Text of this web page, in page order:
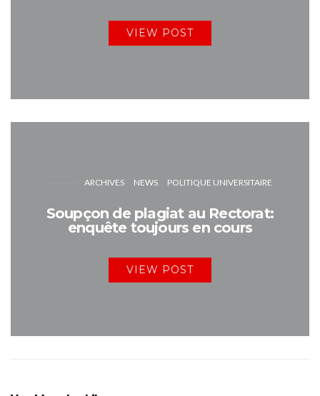
VIEW POST
ARCHIVES NEWS POLITIQUE UNIVERSITAIRE
Soupçon de plagiat au Rectorat:
enquête toujours en cours
VIEW POST